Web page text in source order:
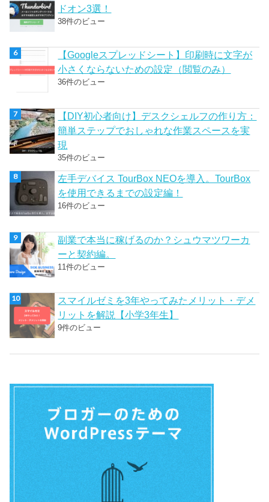
ドオン3選！
38件のビュー
【Googleスプレッドシート】印刷時に文字が
小さくならないための設定（閲覧のみ）
36件のビュー
【DIY初心者向け】デスクシェルフの作り方：
簡単ステップでおしゃれな作業スペースを実
現
35件のビュー
左手デバイス TourBox NEOを導入。TourBox
を使用できるまでの設定編！
16件のビュー
副業で本当に稼げるのか？シュウマツワーカ
ーと契約編。
11件のビュー
スマイルゼミを3年やってみたメリット・デメ
リットを解説【小学3年生】
9件のビュー